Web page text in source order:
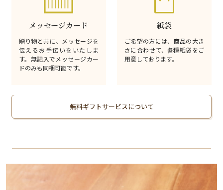
メッセージカード
贈り物と共に、メッセージを
伝えるお手伝いをいたしま
す。無記入でメッセージカー
ドのみも同梱可能です。
紙袋
ご希望の方には、商品の大き
さに合わせて、各種紙袋をご
用意しております。
無料ギフトサービスについて